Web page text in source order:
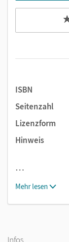
ISBN
Seitenzahl
Lizenzform
Hinweis
…
Mehr lesen
Infos